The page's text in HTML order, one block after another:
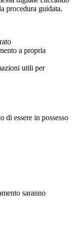
procedura guidata.
a propria
utili per
di essere in possesso
saranno